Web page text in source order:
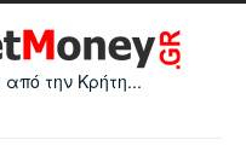
την Κρήτη...